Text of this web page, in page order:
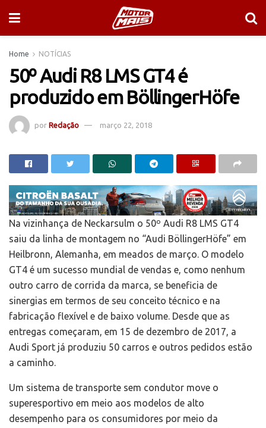
Home NOTÍCIAS
50º Audi R8 LMS GT4 é
produzido em BöllingerHöfe
por Redação março 22, 2018
Na vizinhança de Neckarsulm o 50º Audi R8 LMS GT4
saiu da linha de montagem no “Audi BöllingerHöfe” em
Heilbronn, Alemanha, em meados de março. O modelo
GT4 é um sucesso mundial de vendas e, como nenhum
outro carro de corrida da marca, se beneficia de
sinergias em termos de seu conceito técnico e na
fabricação flexível e de baixo volume. Desde que as
entregas começaram, em 15 de dezembro de 2017, a
Audi Sport já produziu 50 carros e outros pedidos estão
a caminho.
Um sistema de transporte sem condutor move o
superesportivo em meio aos modelos de alto
desempenho para os consumidores por meio da